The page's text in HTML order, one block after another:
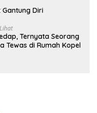
Diri
Ternyata Seorang
Tewas di Rumah Kopel